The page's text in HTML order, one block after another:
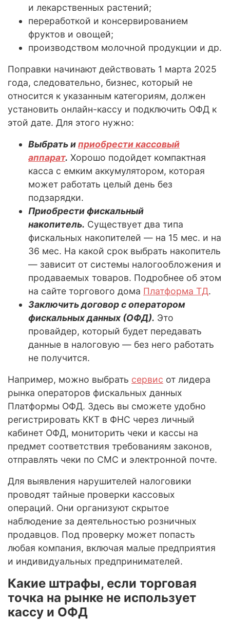
и лекарственных растений;
переработкой и консервированием
фруктов и овощей;
производством молочной продукции и др.
Поправки начинают действовать 1 марта 2025
года, следовательно, бизнес, который не
относится к указанным категориям, должен
установить онлайн-кассу и подключить ОФД к
этой дате. Для этого нужно:
Выбрать иприобрести кассовый
аппарат. Хорошо подойдет компактная
касса с емким аккумулятором, которая
может работать целый день без
подзарядки.
Приобрести фискальный
накопитель. Существует два типа
фискальных накопителей — на 15 мес. и на
36 мес. На какой срок выбрать накопитель
— зависит от системы налогообложения и
продаваемых товаров. Подробнее об этом
на сайте торгового дома Платформа ТД.
Заключить договор с оператором
фискальных данных (ОФД). Это
провайдер, который будет передавать
данные в налоговую — без него работать
не получится.
Например, можно выбрать сервис от лидера
рынка операторов фискальных данных
Платформы ОФД. Здесь вы сможете удобно
регистрировать ККТ в ФНС через личный
кабинет ОФД, мониторить чеки и кассы на
предмет соответствия требованиям законов,
отправлять чеки по СМС и электронной почте.
Для выявления нарушителей налоговики
проводят тайные проверки кассовых
операций. Они организуют скрытое
наблюдение за деятельностью розничных
продавцов. Под проверку может попасть
любая компания, включая малые предприятия
и индивидуальных предпринимателей.
Какие штрафы, если торговая
точка на рынке не использует
кассу и ОФД